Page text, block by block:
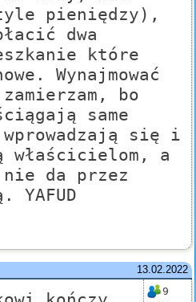
pieniędzy),
dwa
które
Wynajmować
bo
same
się i
właścicielom, a
da przez
YAFUD
13.02.2022
9